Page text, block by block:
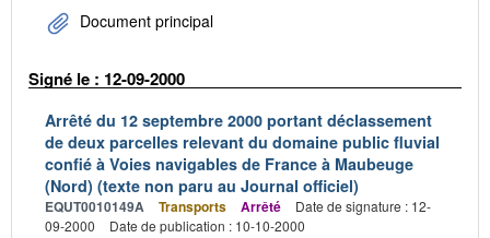
Document principal
Signé le : 12-09-2000
Arrêté du 12 septembre 2000 portant déclassement
de deux parcelles relevant du domaine public fluvial
confié à Voies navigables de France à Maubeuge
(Nord) (texte non paru au Journal officiel)
EQUT0010149A Transports Arrêté
Date de signature : 12-
09-2000
Date de publication : 10-10-2000